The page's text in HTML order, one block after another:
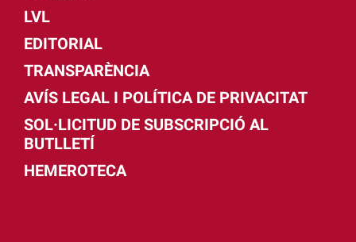
LVL
EDITORIAL
TRANSPARÈNCIA
AVÍS LEGAL I POLÍTICA DE PRIVACITAT
SOL·LICITUD DE SUBSCRIPCIÓ AL
BUTLLETÍ
HEMEROTECA